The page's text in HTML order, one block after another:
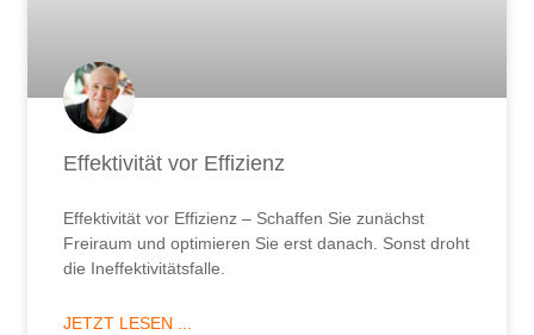
Effektivität vor Effizienz
Effektivität vor Effizienz – Schaffen Sie zunächst
Freiraum und optimieren Sie erst danach. Sonst droht
die Ineffektivitätsfalle.
JETZT LESEN ...